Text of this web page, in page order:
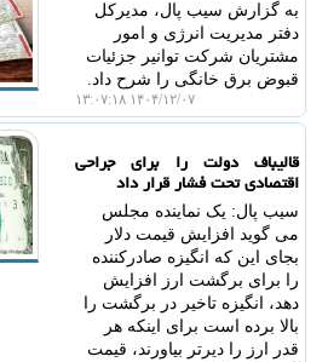
به گزارش سیب پال، مدیرکل
دفتر مدیریت انرژی و امور
مشتریان شرکت توانیر جزئیات
قبوض برق خانگی را شرح داد.
۱۴۰۴/۱۲/۰۷ ۱۳:۰۷:۱۸
قالیباف دولت را برای جراحی
اقتصادی تحت فشار قرار داد
سیب پال: یک نماینده مجلس
می گوید افزایش قیمت دلار
بجای این که انگیزه صادرکننده
را برای برگشت ارز افزایش
دهد، انگیزه تاخیر در برگشت را
بالا برده است برای اینکه هر
قدر ارز را دیرتر بیاورند، قیمت